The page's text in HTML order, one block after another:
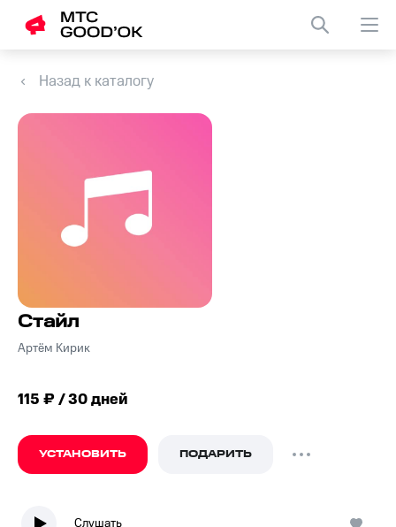
Назад к каталогу
Стайл
Артём Кирик
115 ₽ / 30 дней
УСТАНОВИТЬ ПОДАРИТЬ
Слушать